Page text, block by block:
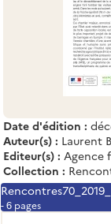
Date d'édition :
Auteur(s) : Laurent
Editeur(s) : Agence
Collection :
- 6 pages